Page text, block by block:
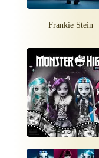
Frankie Stein